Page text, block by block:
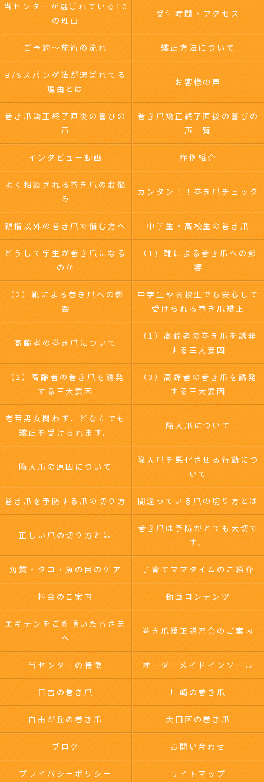
当センターが選ばれている10
の理由
受付時間・アクセス
ご予約～施術の流れ 矯正方法について
B/Sスパンゲ法が選ばれてる
理由とは
お客様の声
巻き爪矯正終了直後の喜びの
声
巻き爪矯正終了直後の喜びの
声一覧
インタビュー動画 症例紹介
よく相談される巻き爪のお悩
み
カンタン！！巻き爪チェック
親指以外の巻き爪で悩む方へ 中学生・高校生の巻き爪
どうして学生が巻き爪になる
のか
（1）靴による巻き爪への影
響
（2）靴による巻き爪への影
響
中学生や高校生でも安心して
受けられる巻き爪矯正
高齢者の巻き爪について
（1）高齢者の巻き爪を誘発
する三大要因
（2）高齢者の巻き爪を誘発
する三大要因
（3）高齢者の巻き爪を誘発
する三大要因
老若男女問わず、どなたでも
矯正を受けられます。
陥入爪について
陥入爪の原因について
陥入爪を悪化させる行動につ
いて
巻き爪を予防する爪の切り方 間違っている爪の切り方とは
正しい爪の切り方とは
巻き爪は予防がとても大切で
す。
角質・タコ・魚の目のケア 子育てママタイムのご紹介
料金のご案内 動画コンテンツ
エキテンをご覧頂いた皆さま
へ
巻き爪矯正講習会のご案内
当センターの特徴 オーダーメイドインソール
日吉の巻き爪 川崎の巻き爪
自由が丘の巻き爪 大田区の巻き爪
ブログ お問い合わせ
プライバシーポリシー サイトマップ